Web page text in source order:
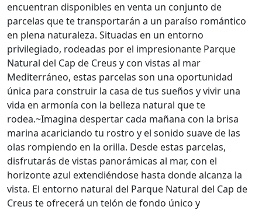
encuentran disponibles en venta un conjunto de
parcelas que te transportarán a un paraíso romántico
en plena naturaleza. Situadas en un entorno
privilegiado, rodeadas por el impresionante Parque
Natural del Cap de Creus y con vistas al mar
Mediterráneo, estas parcelas son una oportunidad
única para construir la casa de tus sueños y vivir una
vida en armonía con la belleza natural que te
rodea.~Imagina despertar cada mañana con la brisa
marina acariciando tu rostro y el sonido suave de las
olas rompiendo en la orilla. Desde estas parcelas,
disfrutarás de vistas panorámicas al mar, con el
horizonte azul extendiéndose hasta donde alcanza la
vista. El entorno natural del Parque Natural del Cap de
Creus te ofrecerá un telón de fondo único y